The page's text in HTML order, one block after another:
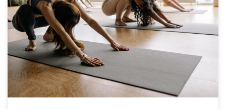
Le yoga gagne en popularité en tant qu’exercice pour tous
les types de personnes, quel que soit leur âge. Cela est
dû en partie au fait qu’il existe une grande variété de
styles pour les personnes qui ont besoin et veulent un
type d’entraînement différent. Alors, comment choisir
celui qui […]